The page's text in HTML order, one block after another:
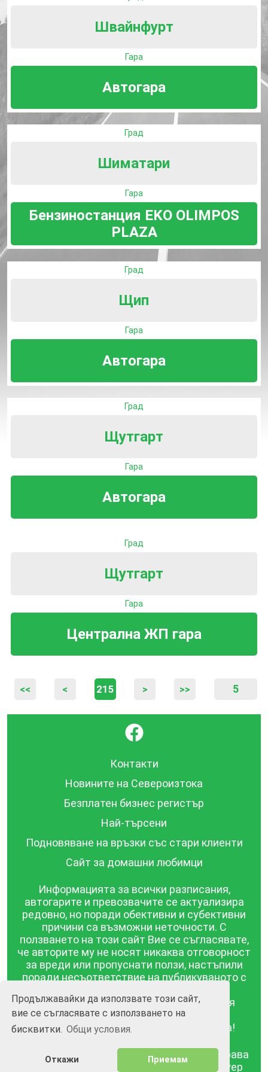
Продължавайки да използвате този сайт,
вие се съгласявате с използването на
бисквитки. Общи условия.
Откажи Приемам
Швайнфурт
Гара
Автогара
Град
Шиматари
Гара
Бензиностанция EKO OLIMPOS
PLAZA
Град
Щип
Гара
Автогара
Град
Щутгарт
Гара
Автогара
Град
Щутгарт
Гара
Централна ЖП гара
<< < 215 > >> 5
}
Контакти
Новините на Североизтока
Безплатен бизнес регистър
Най-търсени
Подновяване на връзки със стари клиенти
Сайт за домашни любимци
Информацията за всички разписания,
автогарите и превозвачите се актуализира
редовно, но поради обективни и субективни
причини са възможни неточности. С
ползването на този сайт Вие се съгласявате,
че авторите му не носят никаква отговорност
за вреди или пропуснати ползи, настъпили
поради несъответствие на публикуваното с
публикувана в този сайт се предоставя
такава каквато е, без гаранция за
съответствието ѝ с действителността!
BGrazpisanie.com © 2008 - 2026, Всички права
Изработка на уебсайт и софтуер